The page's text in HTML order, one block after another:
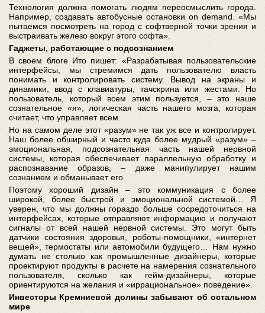
Технология должна помогать людям переосмыслить города.
Например, создавать автобусные остановки on demand. «Мы
пытаемся посмотреть на город с софтверной точки зрения и
выстраивать железо вокруг этого софта».
Гаджеты, работающие с подсознанием
В своем блоге Ито пишет: «Разрабатывая пользовательские
интерфейсы, мы стремимся дать пользователю власть
понимать и контролировать систему. Вывод на экраны и
динамики, ввод с клавиатуры, тачскрина или жестами. Но
пользователь, который всем этим пользуется, – это наше
сознательное «я», логическая часть нашего мозга, которая
считает, что управляет всем.
Но на самом деле этот «разум» не так уж все и контролирует.
Наш более обширный и часто куда более мудрый «разум» –
эмоциональная, подсознательная часть нашей нервной
системы, которая обеспечивает параллельную обработку и
распознавание образов, – даже манипулирует нашим
сознанием и обманывает его.
Поэтому хороший дизайн – это коммуникация с более
широкой, более быстрой и эмоциональной системой… Я
уверен, что мы должны гораздо больше сосредоточиться на
интерфейсах, которые отправляют информацию и получают
сигналы от всей нашей нервной системы. Это могут быть
датчики состояния здоровья, роботы-помощники, «интернет
вещей», термостаты или автомобили будущего… Нам нужно
думать не столько как промышленные дизайнеры, которые
проектируют продукты в расчете на намерения сознательного
пользователя, сколько как гейм-дизайнеры, которые
ориентируются на желания и «иррациональное» поведение».
Инвесторы Кремниевой долины забывают об остальном
мире